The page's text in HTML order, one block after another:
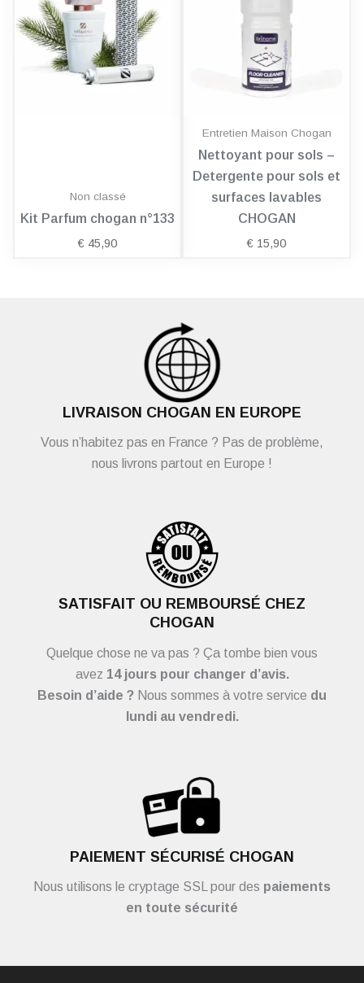
Non classé
Kit Parfum chogan n°133
€ 45,90
Entretien Maison Chogan
Nettoyant pour sols –
Detergente pour sols et
surfaces lavables
CHOGAN
€ 15,90
LIVRAISON CHOGAN EN EUROPE
Vous n’habitez pas en France ? Pas de problème,
nous livrons partout en Europe !
SATISFAIT OU REMBOURSÉ CHEZ
CHOGAN
Quelque chose ne va pas ? Ça tombe bien vous
avez 14 jours pour changer d’avis.
Besoin d’aide ? Nous sommes à votre service du
lundi au vendredi.
PAIEMENT SÉCURISÉ CHOGAN
Nous utilisons le cryptage SSL pour des paiements
en toute sécurité